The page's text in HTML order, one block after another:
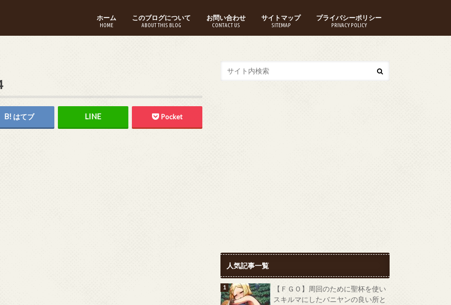
ホーム
HOME
このブログについて
ABOUT THIS BLOG
お問い合わせ
CONTACT US
サイトマップ
SITEMAP
プライバシーポリシー
PRIVACY POLICY
はてブ Pocket
人気記事一覧
【ＦＧＯ】周回のために聖杯を使い
スキルマにしたバニヤンの良い所と